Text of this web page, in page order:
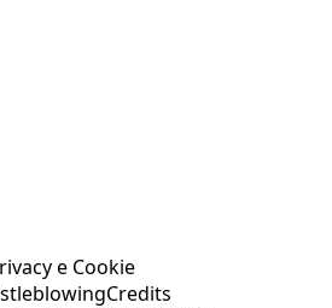
e Cookie
Credits